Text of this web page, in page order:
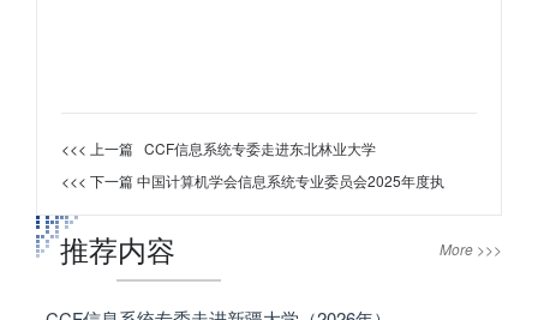
<<< 上一篇 CCF信息系统专委走进东北林业大学
<<< 下一篇中国计算机学会信息系统专业委员会2025年度执
推荐内容 More >>>